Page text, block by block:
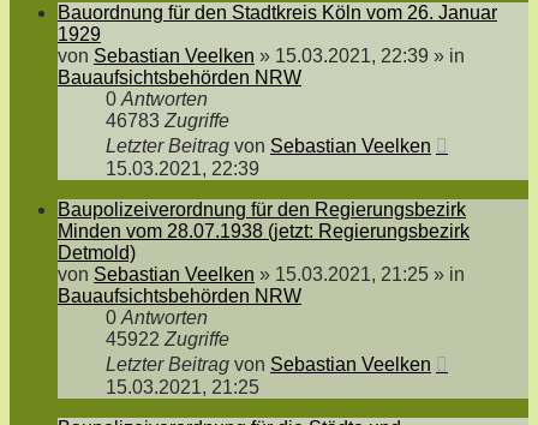
Bauordnung für den Stadtkreis Köln vom 26. Januar
1929
von Sebastian Veelken » 15.03.2021, 22:39 » in
Bauaufsichtsbehörden NRW
0 Antworten
46783 Zugriffe
Letzter Beitrag von Sebastian Veelken
15.03.2021, 22:39
Baupolizeiverordnung für den Regierungsbezirk
Minden vom 28.07.1938 (jetzt: Regierungsbezirk
Detmold)
von Sebastian Veelken » 15.03.2021, 21:25 » in
Bauaufsichtsbehörden NRW
0 Antworten
45922 Zugriffe
Letzter Beitrag von Sebastian Veelken
15.03.2021, 21:25